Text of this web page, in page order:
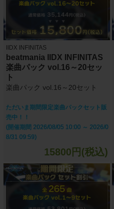
IIDX INFINITAS
beatmania IIDX INFINITAS
楽曲パック vol.16～20セッ
ト
楽曲パック vol.16～20セット
ただいま期間限定楽曲パックセット販
売中！！
(開催期間 2026/08/05 10:00 ～ 2026/0
8/31 09:59)
15800円(税込)